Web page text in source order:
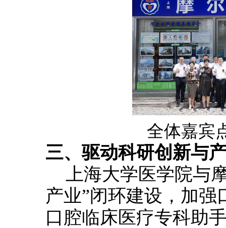
全体嘉宾
三、驱动科研创新与
上海大学医学院与
产业”闭环建设，加
口腔临床医疗专科助